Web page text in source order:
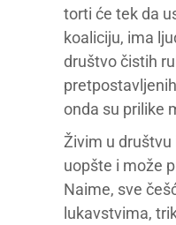
torti će tek da
koaliciju, ima
društvo čistih
onda su prilike
Živim u
uopšte i može
Naime, sve
lukavstvima,